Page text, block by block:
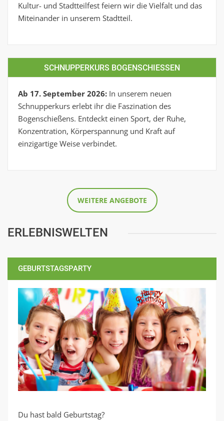
Kultur- und Stadtteilfest feiern wir die Vielfalt und das
Miteinander in unserem Stadtteil.
SCHNUPPERKURS BOGENSCHIESSEN
Ab 17. September 2026: In unserem neuen
Schnupperkurs erlebt ihr die Faszination des
Bogenschießens. Entdeckt einen Sport, der Ruhe,
Konzentration, Körperspannung und Kraft auf
einzigartige Weise verbindet.
WEITERE ANGEBOTE
ERLEBNISWELTEN
GEBURTSTAGSPARTY
Du hast bald Geburtstag?